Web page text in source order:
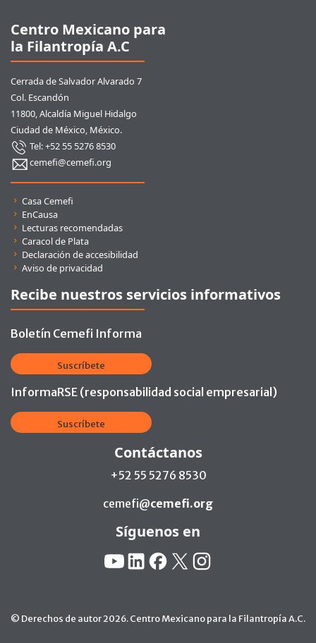
Centro Mexicano para
la Filantropía A.C
Cerrada de Salvador Alvarado 7
Col. Escandón
11800, Alcaldía Miguel Hidalgo
Ciudad de México, México.
Tel: +52 55 5276 8530
cemefi@cemefi.org
Enlaces rápidos
Casa Cemefi
EnCausa
Lecturas recomendadas
Caracol de Plata
Declaración de accesibilidad
Aviso de privacidad
Recibe nuestros servicios informativos
Boletín Cemefi Informa
Suscríbete
InformaRSE (responsabilidad social empresarial)
Suscríbete
Contáctanos
+52 55 5276 8530
cemefi@cemefi.org
Síguenos en
YouTube
LinkedinFacebook
X Instagram
© Derechos de autor 2026. Centro Mexicano para la Filantropía A.C.